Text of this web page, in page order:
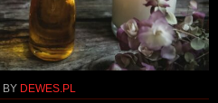
BY DEWES.PL